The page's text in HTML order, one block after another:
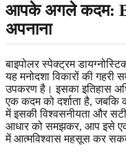
आपके अगले कदम:
अपनाना
बाइपोलर स्पेक्ट्रम
यह मनोदशा विकारों की गहरी
उपकरण है। इसका इतिहास
एक कदम को दर्शाता है,
में इसकी विश्वसनीयता और
आधार को समझकर, आप इसे
में आत्मविश्वास महसूस कर